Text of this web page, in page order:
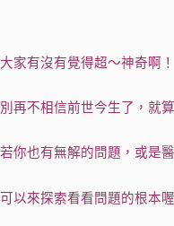
大家有沒有覺得超～神奇啊！
別再不相信前世今生了，就
若你也有無解的問題，或是
可以來探索看看問題的根本